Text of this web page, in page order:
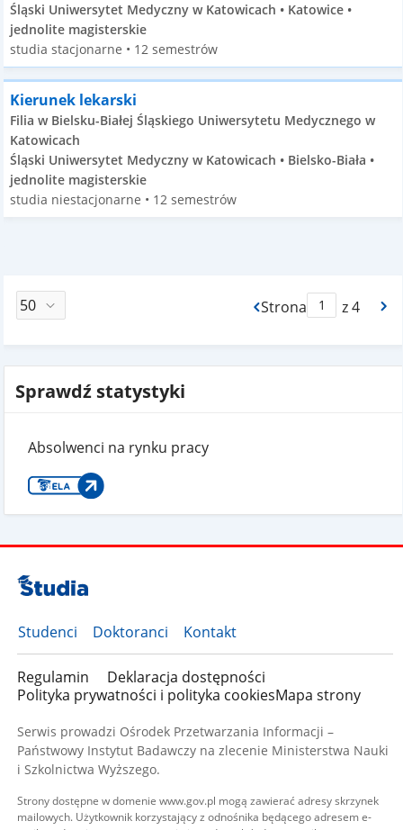
Śląski Uniwersytet Medyczny w Katowicach • Katowice •
jednolite magisterskie
studia stacjonarne • 12 semestrów
Kierunek lekarski
Filia w Bielsku-Białej Śląskiego Uniwersytetu Medycznego w
Katowicach
Śląski Uniwersytet Medyczny w Katowicach • Bielsko-Biała •
jednolite magisterskie
studia niestacjonarne • 12 semestrów
Strona
Max Stronaz 4
Sprawdź statystyki
Absolwenci na rynku pracy
Studenci Doktoranci Kontakt
Regulamin
Deklaracja dostępności
Polityka prywatności i polityka cookiesMapa strony
Serwis prowadzi Ośrodek Przetwarzania Informacji –
Państwowy Instytut Badawczy na zlecenie Ministerstwa Nauki
i Szkolnictwa Wyższego.
Strony dostępne w domenie www.gov.pl mogą zawierać adresy skrzynek
mailowych. Użytkownik korzystający z odnośnika będącego adresem e-